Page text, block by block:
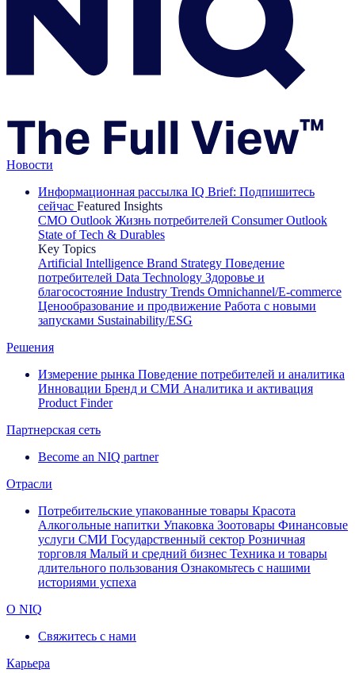
Новости
Информационная рассылка IQ Brief: Подпишитесь
сейчас Featured Insights
CMO Outlook Жизнь потребителей Consumer Outlook
State of Tech & Durables
Key Topics
Artificial Intelligence Brand Strategy Поведение
потребителей Data Technology Здоровье и
благосостояние Industry Trends Omnichannel/E-commerce
Ценообразование и продвижение Работа с новыми
запусками Sustainability/ESG
Решения
Измерение рынка Поведение потребителей и аналитика
Инновации Бренд и СМИ Аналитика и активация
Product Finder
Партнерская сеть
Become an NIQ partner
Отрасли
Потребительские упакованные товары Красота
Алкогольные напитки Упаковка Зоотовары Финансовые
услуги СМИ Государственный сектор Розничная
торговля Малый и средний бизнес Техника и товары
длительного пользования Ознакомьтесь с нашими
историями успеха
О NIQ
Свяжитесь с нами
Карьера